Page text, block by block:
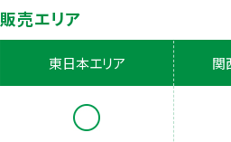
販売エリア
東日本エリア 関